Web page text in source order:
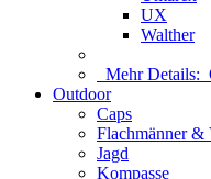
UX
Walther
Mehr Details:
Outdoor
Caps
Flachmänner &
Jagd
Kompasse